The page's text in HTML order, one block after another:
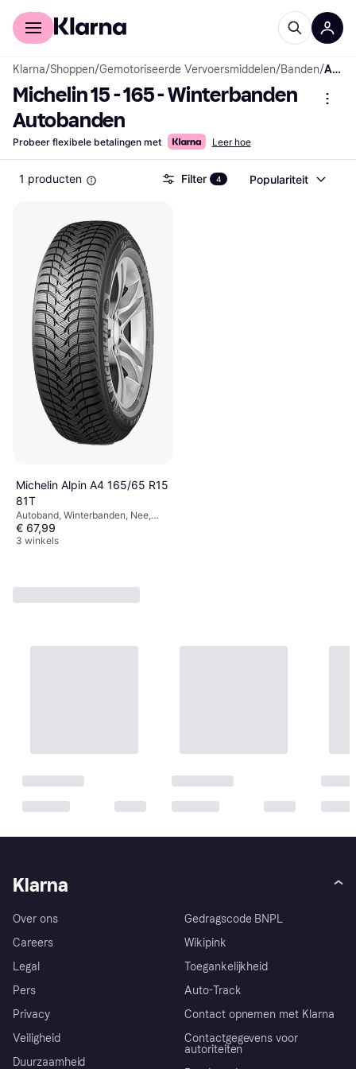
Voor shoppers
Klarna/Shoppen/Gemotoriseerde Vervoersmiddelen/Banden/ Autobanden
Michelin 15 - 165 - Winterbanden
Autobanden
Probeer flexibele betalingen met Leer hoe
1 producten Filter 4 Populariteit
Michelin Alpin A4 165/65 R15
81T
Autoband, Winterbanden, Nee,
Personenauto, Profiel 65 %,
Snelheidsindex T (190 km/h)
€ 67,99
3 winkels
Klarna
Over ons
Careers
Legal
Pers
Privacy
Veiligheid
Duurzaamheid
Gedragscode BNPL
Wikipink
Toegankelijkheid
Auto-Track
Contact opnemen met Klarna
Contactgegevens voor
autoriteiten